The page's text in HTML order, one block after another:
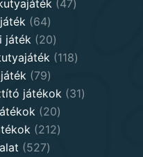
products4747
6464
products
játék 2020
products
118118
7979
products
játékok 3131
2020
products
212212
527527